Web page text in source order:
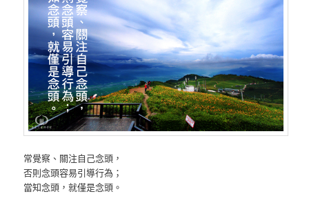
常覺察、關注自己念頭，
否則念頭容易引導行為；
當知念頭，就僅是念頭。